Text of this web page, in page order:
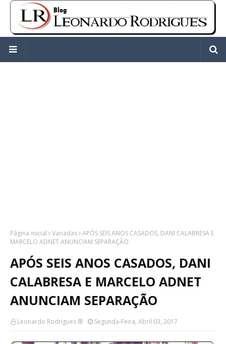
Página inicial Variadas APÓS SEIS ANOS CASADOS, DANI CALABRESA E
MARCELO ADNET ANUNCIAM SEPARAÇÃO
APÓS SEIS ANOS CASADOS, DANI
CALABRESA E MARCELO ADNET
ANUNCIAM SEPARAÇÃO
Leonardo Rodrigues ® Segunda-Feira, Abril 03, 2017